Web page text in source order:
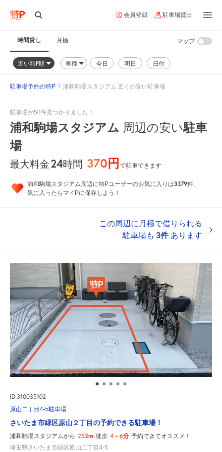
会員登録 駐車場貸出
時間貸し 月極
近い特P順 車種 今日 明日 日付
マップ
駐車場予約の特P 浦和駒場スタジアム 近くの安い駐車場
駐車場が50件見つかりました！
浦和駒場スタジアム 周辺の安い駐車
場
最大料金24時間 370円で駐車できます
浦和駒場スタジアム周辺に特Pユーザーのお気に入りは3379件。
気に入ったらマイPに保存しよう！
この周辺に月極で借りられる
駐車場も 3件あります
ID:310035102
原山二丁目4-5駐車場
さいたま市緑区原山２丁目の予約できる駐車場！
浦和駒場スタジアムから 252m 徒歩 4～6分 予約できてオススメ！
埼玉県さいたま市緑区原山二丁目4-5